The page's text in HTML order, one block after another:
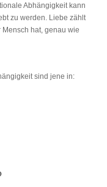
Abhängigkeit kann
zu werden. Liebe zählt
hat, genau wie
sind jene in: